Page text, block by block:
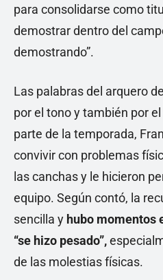
para consolidarse como
demostrar dentro del
demostrando”.
Las palabras del arquero
por el tono y también por
parte de la temporada,
convivir con problemas
las canchas y le hicieron
equipo. Según contó, la
sencilla y hubo momentos
“se hizo pesado”,
de las molestias físicas.